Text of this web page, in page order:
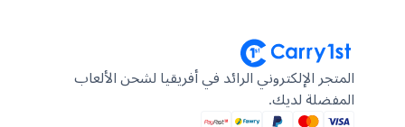
المتجر الإلكتروني الرائد في أفريقيا لشحن الألعاب
المفضلة لديك.